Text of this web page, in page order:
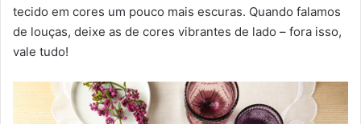
tecido em cores um pouco mais escuras. Quando falamos
de louças, deixe as de cores vibrantes de lado – fora isso,
vale tudo!